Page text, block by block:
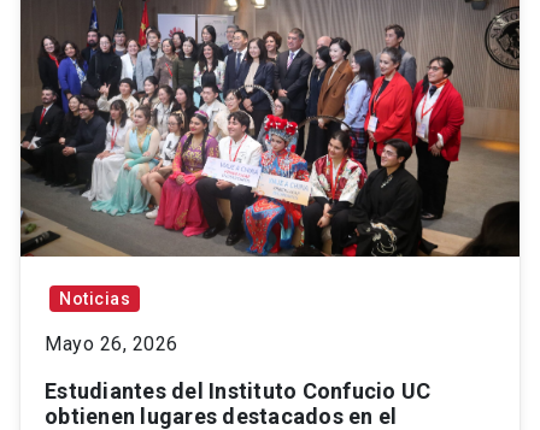
Noticias
Mayo 26, 2026
Estudiantes del Instituto Confucio UC
obtienen lugares destacados en el